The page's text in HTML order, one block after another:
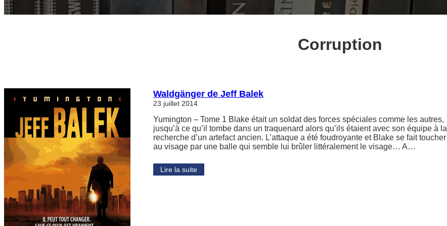
Corruption
Waldgänger de Jeff Balek
23 juillet 2014
Yumington – Tome 1 Blake était un soldat des forces spéciales comme les autres,
jusqu’à ce qu’il tombe dans un traquenard alors qu’ils étaient avec son équipe à la
recherche d’un artefact ancien. L’attaque a été foudroyante et Blake se fait toucher
au visage par une balle qui semble lui brûler littéralement le visage… A…
Lire la suite